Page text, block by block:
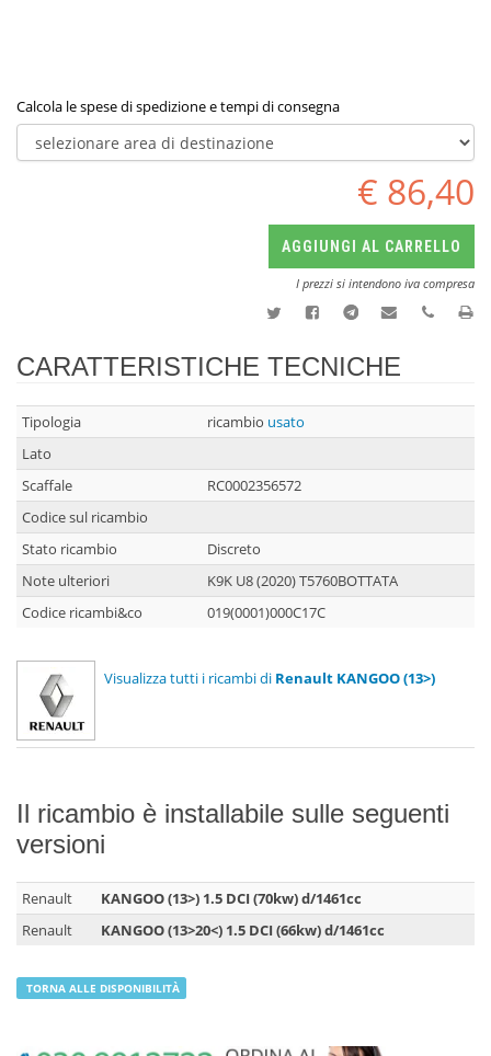
Calcola le spese di spedizione e tempi di consegna
€ 86,40
AGGIUNGI AL CARRELLO
I prezzi si intendono iva compresa
CARATTERISTICHE TECNICHE
Tipologia ricambio usato
Lato
Scaffale
RC0002356572
Codice sul ricambio
Stato ricambio
Discreto
Note ulteriori
K9K U8 (2020) T5760BOTTATA
Codice ricambi&co
019(0001)000C17C
Visualizza tutti i ricambi di Renault KANGOO (13>)
Il ricambio è installabile sulle seguenti
versioni
Renault
KANGOO (13>) 1.5 DCI (70kw) d/1461cc
Renault
KANGOO (13>20<) 1.5 DCI (66kw) d/1461cc
TORNA ALLE DISPONIBILITÀ